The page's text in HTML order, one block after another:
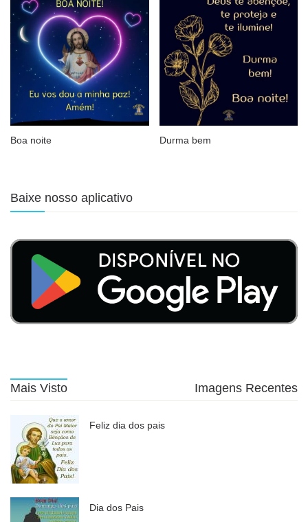
Boa noite Durma bem
Baixe nosso aplicativo
Mais Visto Imagens Recentes
Feliz dia dos pais
Dia dos Pais